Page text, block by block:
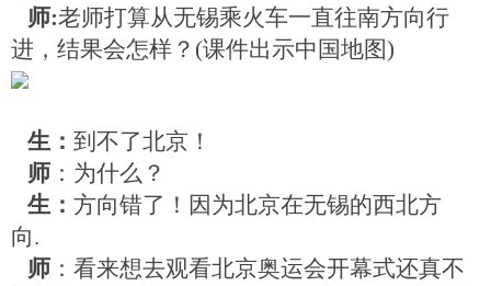
师:老师打算从无锡乘火车一直往南方向行
进，结果会怎样？ (课件出示中国地图)
生： 到不了北京！
师 ：为什么？
生： 方向错了！因为北京在无锡的西北方
向.
师 ：看来想去观看北京奥运会开幕式还真不